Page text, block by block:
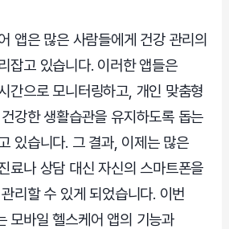
앱은 많은 사람들에게 건강 관리의
잡고 있습니다. 이러한 앱들은
간으로 모니터링하고, 개인 맞춤형
강한 생활습관을 유지하도록 돕는
있습니다. 그 결과, 이제는 많은
료나 상담 대신 자신의 스마트폰을
리할 수 있게 되었습니다. 이번
모바일 헬스케어 앱의 기능과